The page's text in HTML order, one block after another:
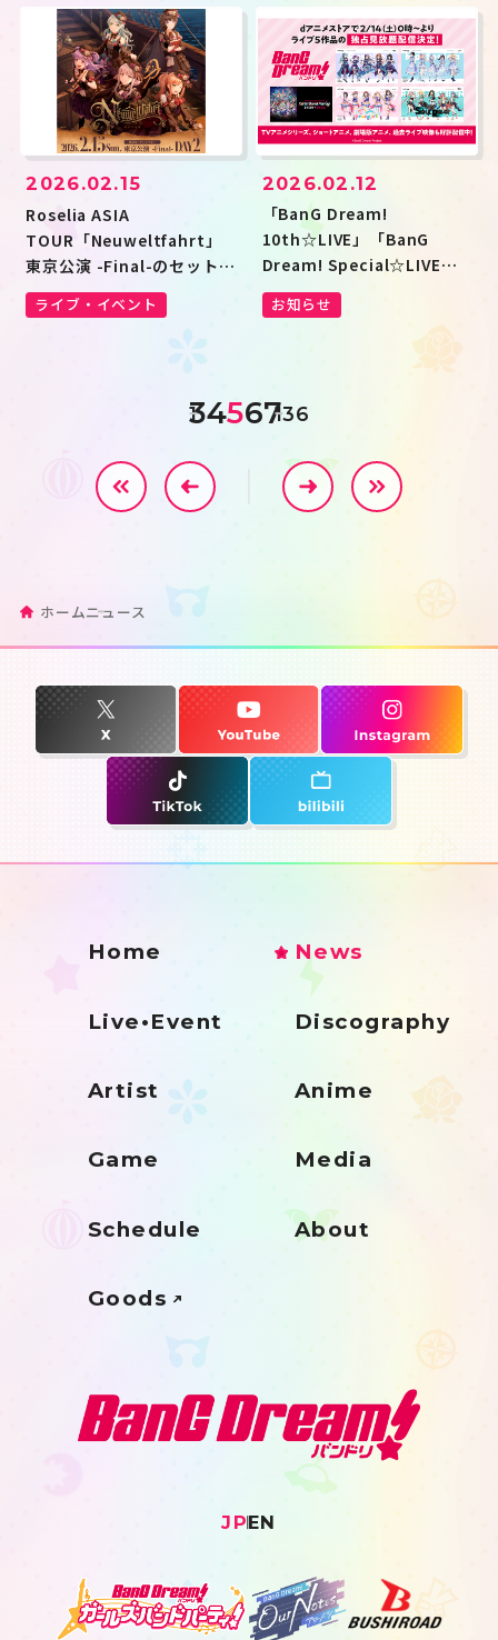
ト投票が受付開始
2026.02.15
ライブ・イベント
Roselia ASIA
TOUR「Neuweltfahrt」
東京公演 -Final-のセットリ
ストプレイリストを公開！
2026.02.12
お知らせ
「BanG Dream!
10th☆LIVE」「BanG
Dream! Special☆LIVE
Girls Band Party!
2020→2022」がdアニメス
1
34567136
ホームニュース
Home News
Live•Event Discography
Artist Anime
Game Media
Schedule About
Goods
JPEN